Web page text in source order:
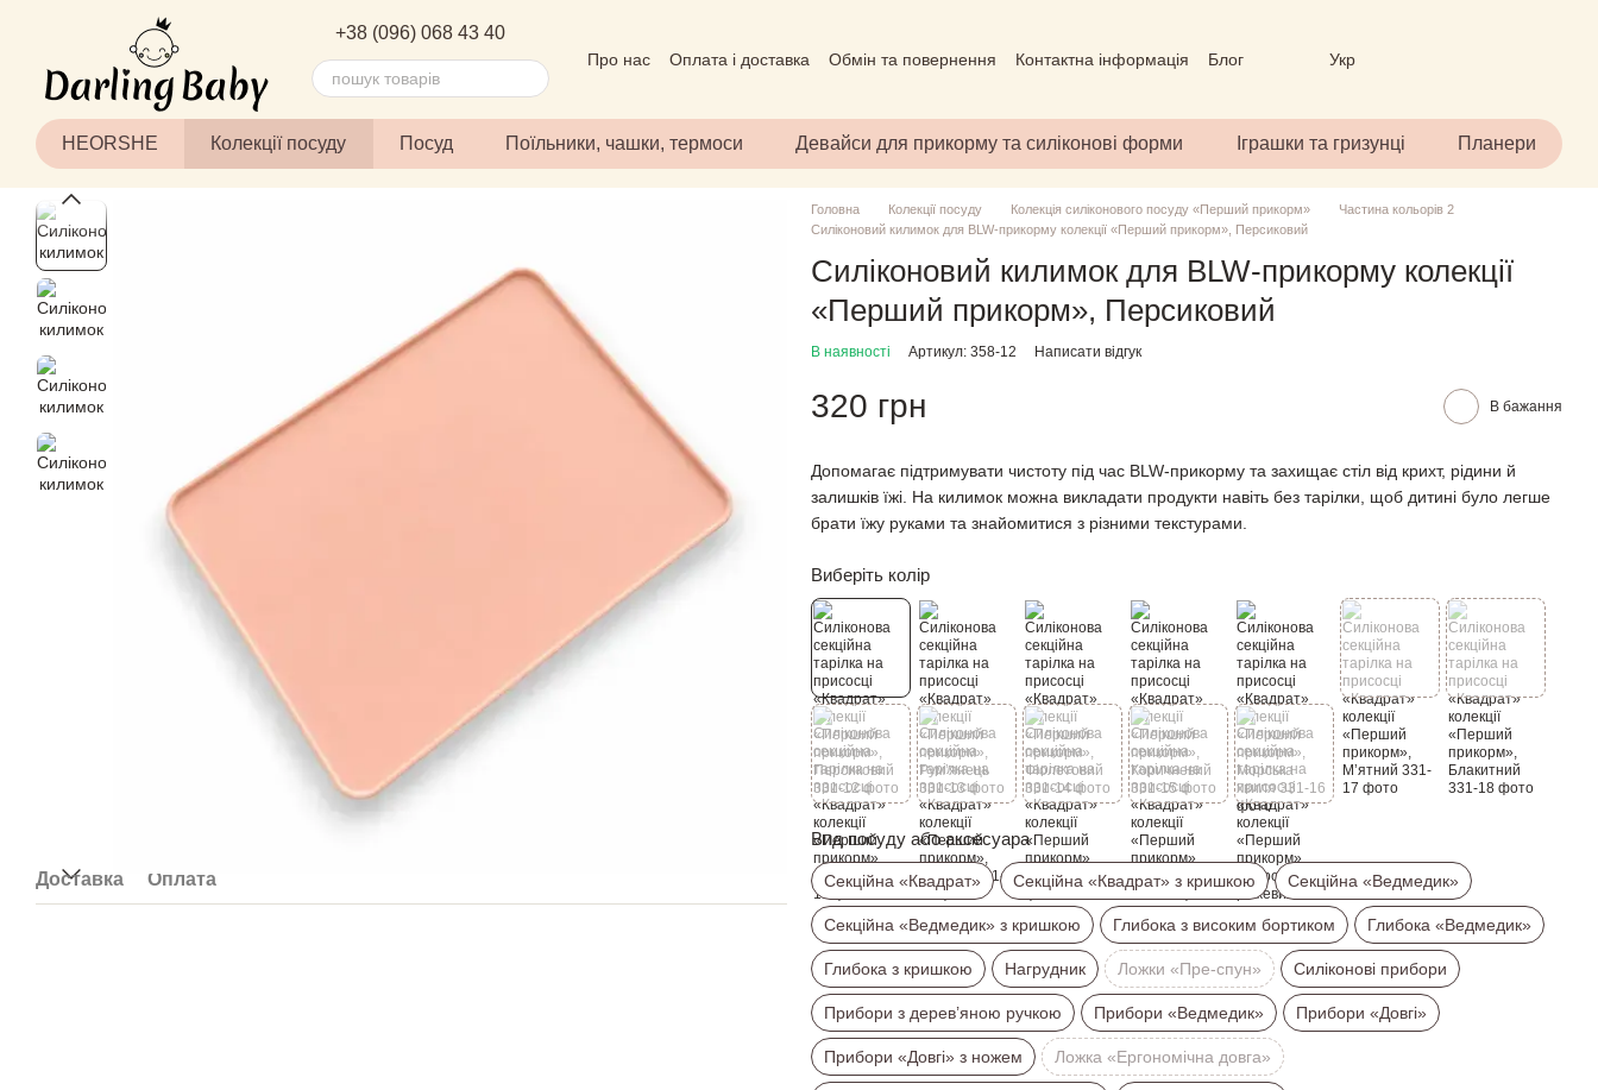
Перейти до основного контенту
+38 (096) 068 43 40
Про нас Оплата і доставка Обмін та повернення Контактна інформація
Блог
Укр
HEORSHE Колекції посуду Посуд Поїльники, чашки, термоси Девайси для прикорму та силіконові форми Іграшки та гризунці Планери
Доставка Оплата
Головна Колекції посуду Колекція силіконового посуду «Перший прикорм»
Частина кольорів 2
Силіконовий килимок для BLW-прикорму колекції «Перший прикорм», Персиковий
Силіконовий килимок для BLW-прикорму колекції
«Перший прикорм», Персиковий
В наявності Артикул: 358-12 Написати відгук
320 грн В бажання
Допомагає підтримувати чистоту під час BLW-прикорму та захищає стіл від крихт, рідини й
залишків їжі. На килимок можна викладати продукти навіть без тарілки, щоб дитині було легше
брати їжу руками та знайомитися з різними текстурами.
Виберіть колір
Вид посуду або аксесуара
Секційна «Квадрат» Секційна «Квадрат» з кришкою Секційна «Ведмедик»
Секційна «Ведмедик» з кришкою Глибока з високим бортиком Глибока «Ведмедик»
Глибока з кришкою Нагрудник Ложки «Пре-спун» Силіконові прибори
Прибори з дерев’яною ручкою Прибори «Ведмедик» Прибори «Довгі»
Прибори «Довгі» з ножем Ложка «Ергономічна довга»